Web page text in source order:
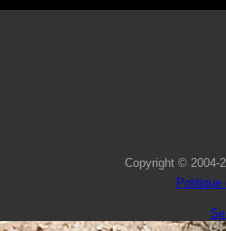
Copyright © 2004-
Politique